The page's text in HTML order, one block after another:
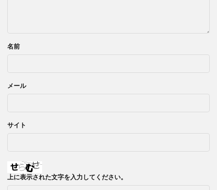
名前
メール
サイト
上に表示された文字を入力してください。